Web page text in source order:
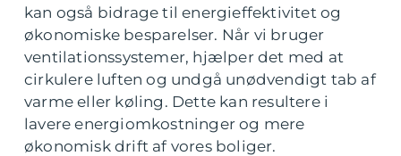
kan også bidrage til energieffektivitet og
økonomiske besparelser. Når vi bruger
ventilationssystemer, hjælper det med at
cirkulere luften og undgå unødvendigt tab af
varme eller køling. Dette kan resultere i
lavere energiomkostninger og mere
økonomisk drift af vores boliger.